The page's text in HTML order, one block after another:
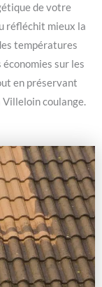
de votre
réfléchit mieux la
températures
sur les
en préservant
coulange.